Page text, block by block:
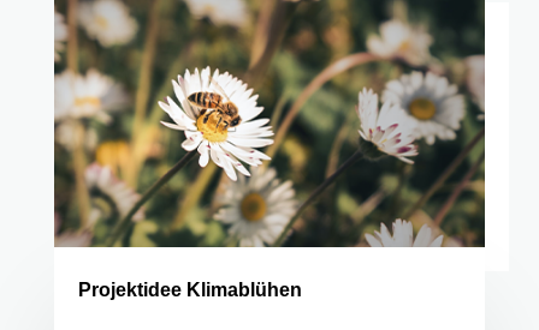
Projektidee Klimablühen